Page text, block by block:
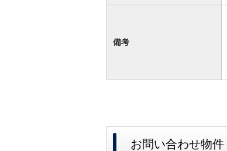
備考
お問い合わせ物件